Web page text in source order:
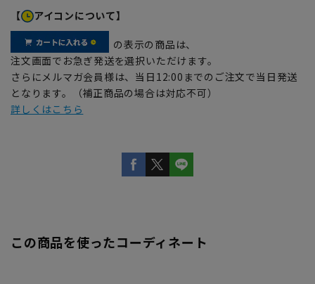
【 アイコンについて】
の表示の商品は、
注文画面でお急ぎ発送を選択いただけます。
さらにメルマガ会員様は、当日12:00までのご注文で当日発送
となります。（補正商品の場合は対応不可）
詳しくはこちら
この商品を使ったコーディネート